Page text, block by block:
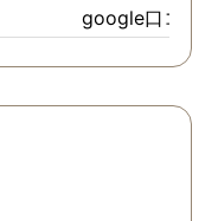
が、そのまま調査してい
だき、しっかり証拠取れ
した。あ、もちろん過ぎ
調査が終わって今後どう
google口コミ